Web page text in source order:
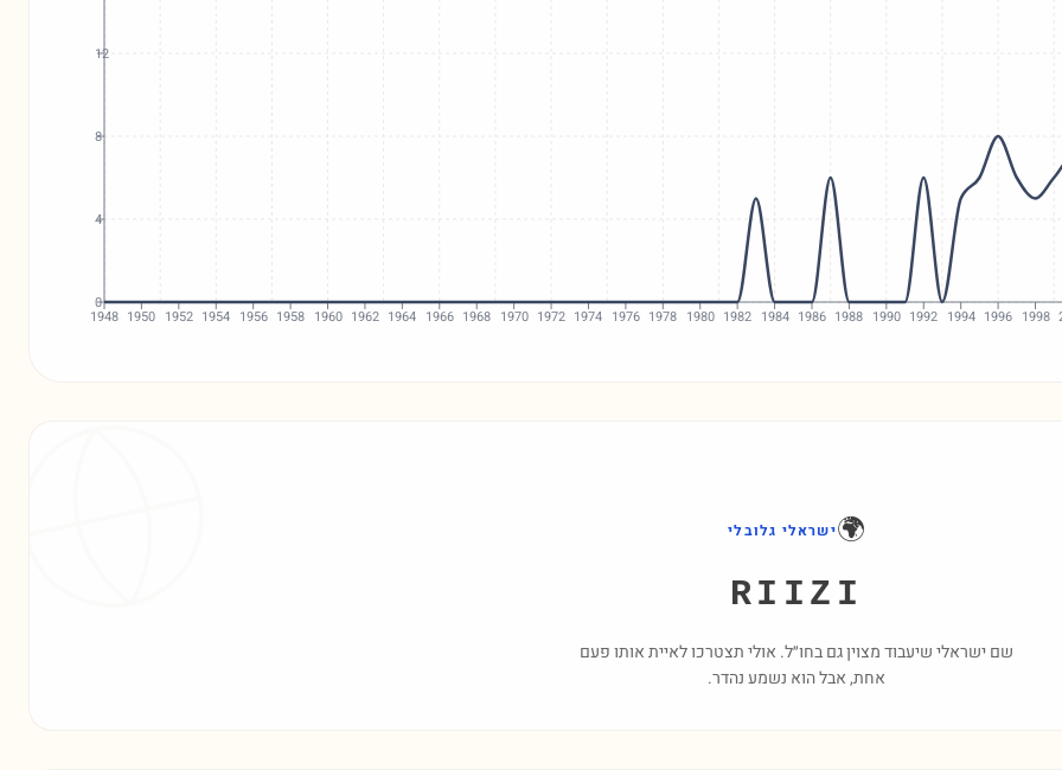
1948 1950 1952 1954 1956 1958 1960 1962 1964 1966 1968 1970 1972 1974 1976 1978 1980 1982 1984 1986 1988 1990 1992 1994 1996 1998
0
4
8
12
🌍ישראלי גלובלי
RIIZI
שם ישראלי שיעבוד מצוין גם בחו״ל. אולי תצטרכו לאיית אותו פעם
אחת, אבל הוא נשמע נהדר.